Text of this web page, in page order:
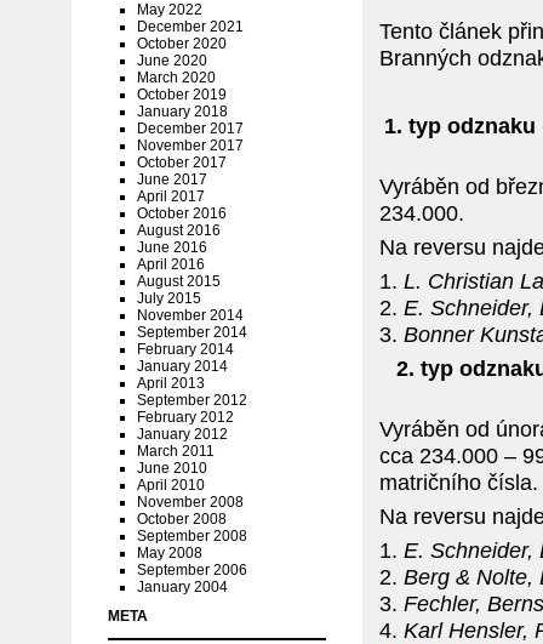
May 2022
December 2021
October 2020
June 2020
March 2020
October 2019
January 2018
December 2017
November 2017
October 2017
June 2017
April 2017
October 2016
August 2016
June 2016
April 2016
August 2015
July 2015
November 2014
September 2014
February 2014
January 2014
April 2013
September 2012
February 2012
January 2012
March 2011
June 2010
April 2010
November 2008
October 2008
September 2008
May 2008
September 2006
January 2004
META
Tento článek
Branných
1. typ
Vyráběn od
234.000.
Na reversu
1. L. Christian
2. E. Schneider,
3. Bonner
2. typ
Vyráběn od
cca 234.000 –
matričního čísla.
Na reversu
1. E. Schneider,
2. Berg & Nolte,
3. Fechler,
4. Karl Hensler,